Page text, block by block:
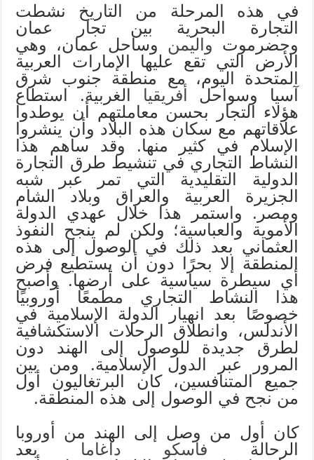
في هذه المرحلة من التاريخ نشطت
التجارة البحرية بين تجار عمان
وحضرموت واليمن وساحل عمان، وهي
الأرض التي تقع عليها الإمارات العربية
المتحدة اليوم، مع منطقة جنوب شرق
آسيا وسواحل أفريقيا الغربية. استطاع
هؤلاء التجار بحسن معاملتهم أن يوطدوا
علاقاتهم مع سكان هذه البلاد وأن ينشروا
الإسلام في كثير منها. وقد ساهم هذا
النشاط التجاري في تنشيط طرق التجارة
الدولية التقليدية التي تمر عبر شبه
الجزيرة العربية والعراق وبلاد الشام
ومصر. واستمر هذا خلال عهدي الدولة
الأموية والعباسية؛ ولكن لم ينجح النفوذ
العثماني بعد ذلك في الوصول إلى هذه
المنطقة إلا بحرًا دون أن يستطيع فرض
أي سيطرة سياسية على أرضها. وأصبح
هذا النشاط التجاري مطمعًا أوروبيًا
خصوصًا بعد انهيار الدولة الإسلامية في
الأندلس، وانطلاق الرحلات الاستكشافية
لطرق جديدة للوصول إلى الهند دون
المرور عبر الدول الإسلامية. ومن بين
جميع المتنافسين، كان البرتغاليون أول
من نجح في الوصول إلى هذه المنطقة.
كان أول من وصل إلى الهند من أوروبا
الرحالة فاسكو داغاما بعد